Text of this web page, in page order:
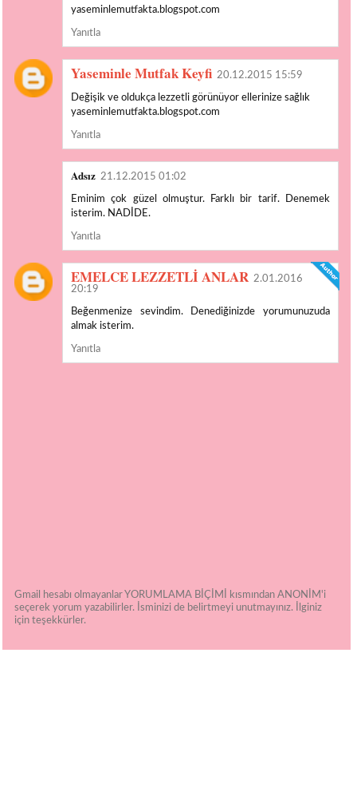
yaseminlemutfakta.blogspot.com
Yanıtla
Yaseminle Mutfak Keyfi 20.12.2015 15:59
Değişik ve oldukça lezzetli görünüyor ellerinize sağlık
yaseminlemutfakta.blogspot.com
Yanıtla
Adsız 21.12.2015 01:02
Eminim çok güzel olmuştur. Farklı bir tarif. Denemek
isterim. NADİDE.
Yanıtla
EMELCE LEZZETLİ ANLAR 2.01.2016
20:19
Beğenmenize sevindim. Denediğinizde yorumunuzuda
almak isterim.
Yanıtla
Gmail hesabı olmayanlar YORUMLAMA BİÇİMİ kısmından ANONİM'i
seçerek yorum yazabilirler. İsminizi de belirtmeyi unutmayınız. İlginiz
için teşekkürler.